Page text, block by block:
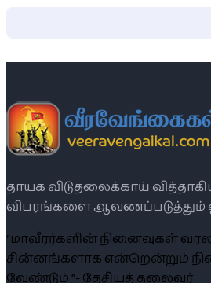
தாயக விடுதலைக்காய்
விபரங்களை ஆவணப்படுத்தும்
“மாவீரர்களின் நினைவுகள்
சின்னங்களாக என்றென்றும்
வேண்டும் ”- தேசியத் தலைவர்